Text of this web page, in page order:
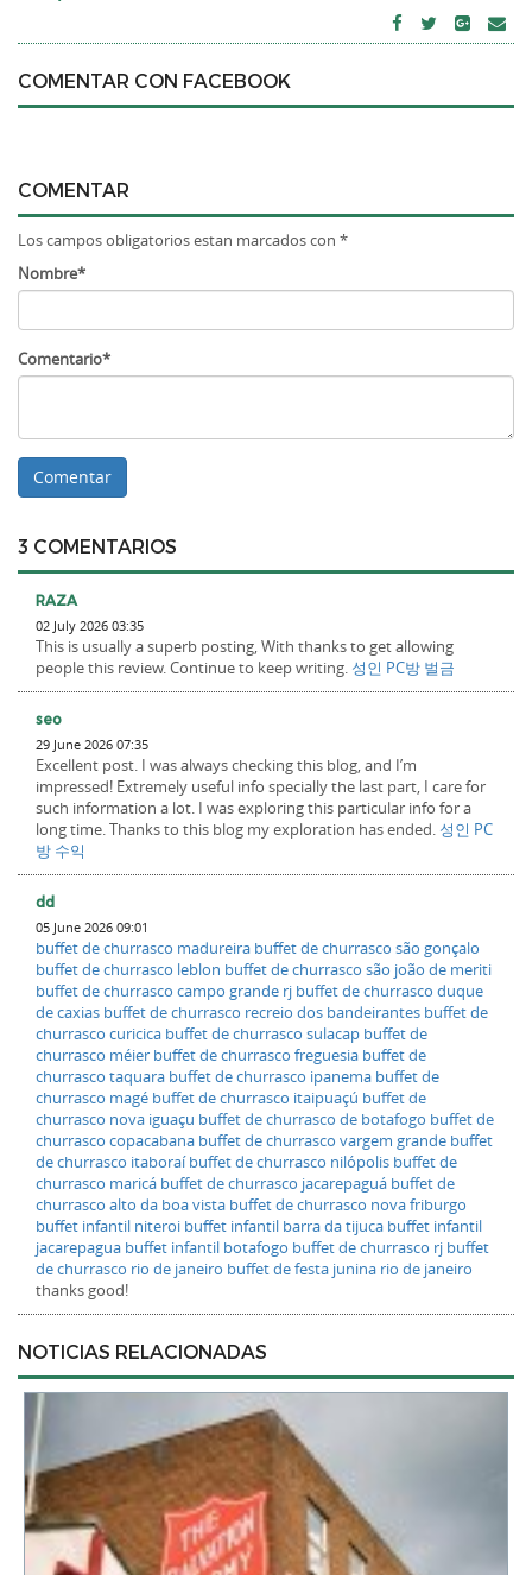
COMENTAR CON FACEBOOK
COMENTAR
Los campos obligatorios estan marcados con *
Nombre*
Comentario*
3 COMENTARIOS
RAZA
02 July 2026 03:35
This is usually a superb posting, With thanks to get allowing
people this review. Continue to keep writing. 성인 PC방 벌금
seo
29 June 2026 07:35
Excellent post. I was always checking this blog, and I’m
impressed! Extremely useful info specially the last part, I care for
such information a lot. I was exploring this particular info for a
long time. Thanks to this blog my exploration has ended. 성인 PC
방 수익
dd
05 June 2026 09:01
buffet de churrasco madureira buffet de churrasco são gonçalo
buffet de churrasco leblon buffet de churrasco são joão de meriti
buffet de churrasco campo grande rj buffet de churrasco duque
de caxias buffet de churrasco recreio dos bandeirantes buffet de
churrasco curicica buffet de churrasco sulacap buffet de
churrasco méier buffet de churrasco freguesia buffet de
churrasco taquara buffet de churrasco ipanema buffet de
churrasco magé buffet de churrasco itaipuaçú buffet de
churrasco nova iguaçu buffet de churrasco de botafogo buffet de
churrasco copacabana buffet de churrasco vargem grande buffet
de churrasco itaboraí buffet de churrasco nilópolis buffet de
churrasco maricá buffet de churrasco jacarepaguá buffet de
churrasco alto da boa vista buffet de churrasco nova friburgo
buffet infantil niteroi buffet infantil barra da tijuca buffet infantil
jacarepagua buffet infantil botafogo buffet de churrasco rj buffet
de churrasco rio de janeiro buffet de festa junina rio de janeiro
thanks good!
NOTICIAS RELACIONADAS